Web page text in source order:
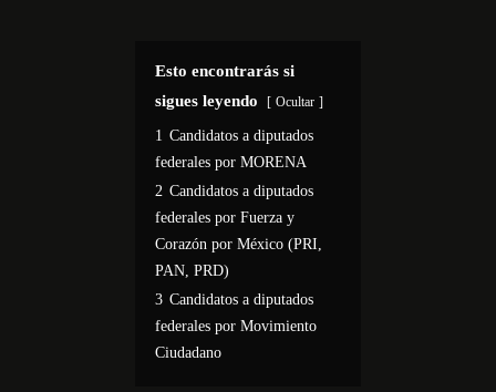
Esto encontrarás si
sigues leyendo
Ocultar
1 Candidatos a diputados
federales por MORENA
2 Candidatos a diputados
federales por Fuerza y
Corazón por México (PRI,
PAN, PRD)
3 Candidatos a diputados
federales por Movimiento
Ciudadano